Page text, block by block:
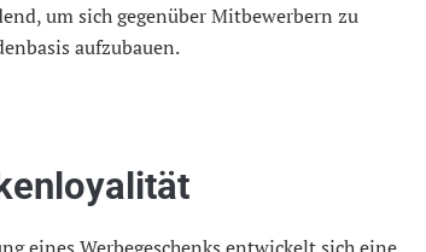
um sich gegenüber Mitbewerbern zu
aufzubauen.